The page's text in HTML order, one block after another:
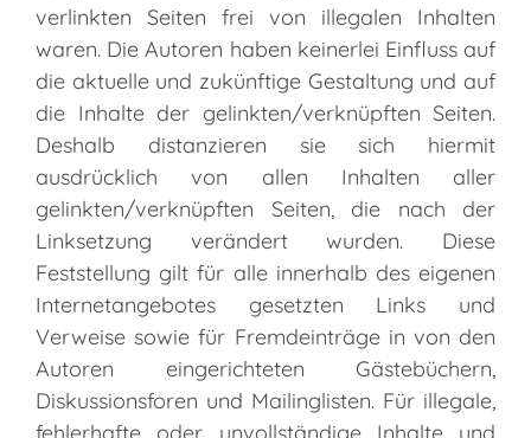
verlinkten Seiten frei von illegalen Inhalten
waren. Die Autoren haben keinerlei Einfluss auf
die aktuelle und zukünftige Gestaltung und auf
die Inhalte der gelinkten/verknüpften Seiten.
Deshalb distanzieren sie sich hiermit
ausdrücklich von allen Inhalten aller
gelinkten/verknüpften Seiten, die nach der
Linksetzung verändert wurden. Diese
Feststellung gilt für alle innerhalb des eigenen
Internetangebotes gesetzten Links und
Verweise sowie für Fremdeinträge in von den
Autoren eingerichteten Gästebüchern,
Diskussionsforen und Mailinglisten. Für illegale,
fehlerhafte oder unvollständige Inhalte und